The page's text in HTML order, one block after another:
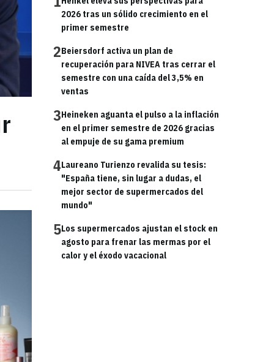
2026 tras un sólido crecimiento en el
primer semestre
2Beiersdorf activa un plan de
recuperación para NIVEA tras cerrar el
semestre con una caída del 3,5% en
ventas
3Heineken aguanta el pulso a la inflación
en el primer semestre de 2026 gracias
al empuje de su gama premium
4Laureano Turienzo revalida su tesis:
"España tiene, sin lugar a dudas, el
mejor sector de supermercados del
mundo"
5Los supermercados ajustan el stock en
agosto para frenar las mermas por el
calor y el éxodo vacacional